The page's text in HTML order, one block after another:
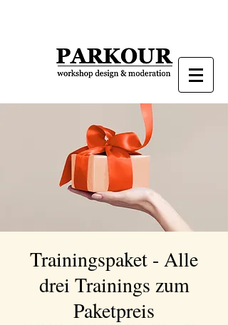
Trainingspaket - Alle
drei Trainings zum
Paketpreis